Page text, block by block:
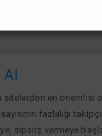
her gün
Al
sitelerden en
fazlalığı
sipariş vermeye